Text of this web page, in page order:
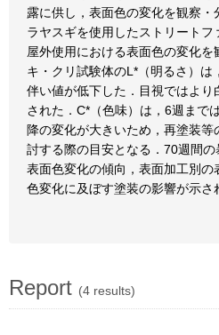
露に供し，表面色の変化を観察・
ラヤスギを使用したストリートフ
屋外使用における表面色の変化を
キ・クリ試験体のL*（明るさ）は
伴い値が低下した．目視ではよ
された．C*（色味）は，6週まで
降の変化が大きいため，再塗装
討する際の目安となる．70週間
表面色変化の傾向，表面加工別
色変化に及ぼす塗装の影響が示さ
Report (4 results)